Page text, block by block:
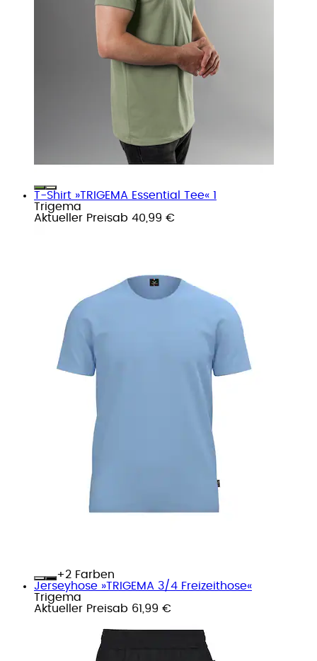
T-Shirt »TRIGEMA Essential Tee« 1
Trigema
Aktueller Preisab 40,99 €
+
Farben
Jerseyhose »TRIGEMA 3/4 Freizeithose«
Trigema
Aktueller Preisab 61,99 €